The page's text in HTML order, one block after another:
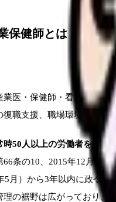
保健師とは
業医・保健師・看護師・衛
職支援、職場環境の改善
時50人以上の労働者を使用
条の10、2015年12月施
5月）から3年以内に政令で
理の裾野は広がっており、